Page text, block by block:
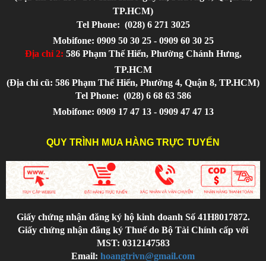
TP.HCM)
Tel Phone: (028) 6 271 3025
Mobifone: 0909 50 30 25 - 0909 60 30 25
Địa chỉ 2: 586 Phạm Thế Hiển, Phường Chánh Hưng,
TP.HCM
(Địa chỉ cũ: 586 Phạm Thế Hiển, Phường 4, Quận 8, TP.HCM)
Tel Phone: (028) 6 68 63 586
Mobifone: 0909 17 47 13 - 0909 47 47 13
QUY TRÌNH MUA HÀNG TRỰC TUYẾN
Giấy chứng nhận đăng ký hộ kinh doanh Số 41H8017872.
Giấy chứng nhận đăng ký Thuế do Bộ Tài Chính cấp với
MST: 0312147583
Email: hoangtrivn@gmail.com